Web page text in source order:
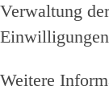
Verwaltung
Weitere